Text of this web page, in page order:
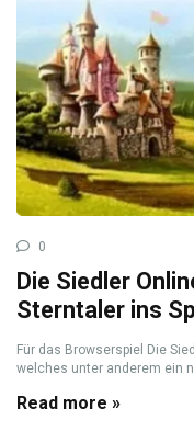
0
Die Siedler
Sterntaler ins
Für das Browserspiel Die
welches unter anderem ein
Read more »